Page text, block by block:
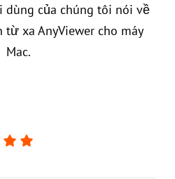
của chúng tôi nói về
xa AnyViewer cho máy
Mac.